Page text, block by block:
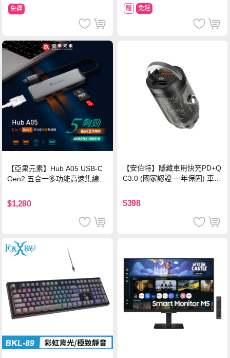
免運 贈 免運
【亞果元素】Hub A05 USB-C
Gen2 五合一多功能高速集線
$1,280
【安伯特】隱藏車用快充PD+Q
C3.0 (國家認證 一年保固) 車充
$398